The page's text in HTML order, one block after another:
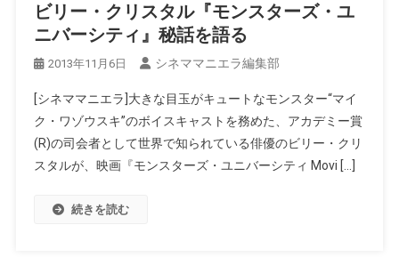
ビリー・クリスタル『モンスターズ・ユ
ニバーシティ』秘話を語る
2013年11月6日 シネママニエラ編集部
[シネママニエラ]大きな目玉がキュートなモンスター“マイ
ク・ワゾウスキ”のボイスキャストを務めた、アカデミー賞
(R)の司会者として世界で知られている俳優のビリー・クリ
スタルが、映画『モンスターズ・ユニバーシティ Movi […]
続きを読む